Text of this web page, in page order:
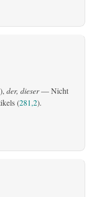
), der, dieser— Nicht
(281,2).